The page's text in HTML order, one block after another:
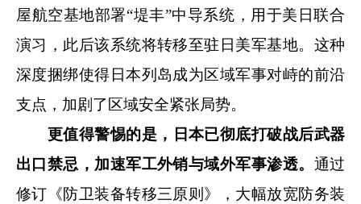
屋航空基地部署“堤丰”中导系统，用于美日联合
演习，此后该系统将转移至驻日美军基地。这种
深度捆绑使得日本列岛成为区域军事对峙的前沿
支点，加剧了区域安全紧张局势。
更值得警惕的是，日本已彻底打破战后武器
出口禁忌，加速军工外销与域外军事渗透。 通过
修订《防卫装备转移三原则》，大幅放宽防务装